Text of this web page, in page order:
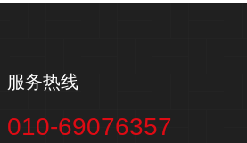
服务热线
010-69076357